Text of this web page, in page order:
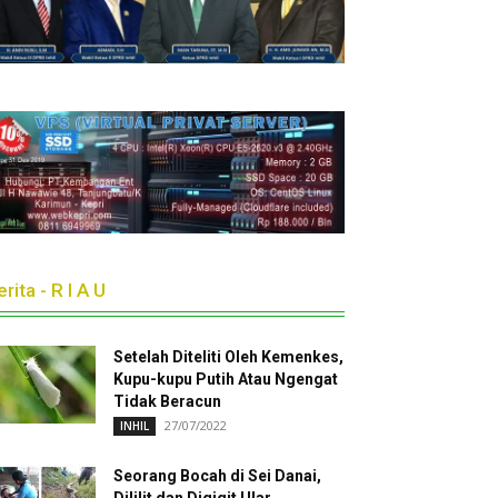
- R I A U
Setelah Diteliti Oleh Kemenkes,
Kupu-kupu Putih Atau Ngengat
Tidak Beracun
INHIL 27/07/2022
Seorang Bocah di Sei Danai,